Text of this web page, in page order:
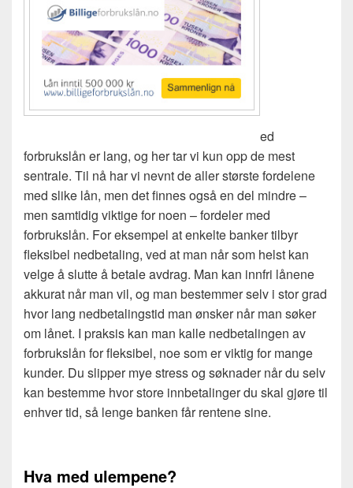
ed
forbrukslån er lang, og her tar vi kun opp de mest
sentrale. Til nå har vi nevnt de aller største fordelene
med slike lån, men det finnes også en del mindre –
men samtidig viktige for noen – fordeler med
forbrukslån. For eksempel at enkelte banker tilbyr
fleksibel nedbetaling, ved at man når som helst kan
velge å slutte å betale avdrag. Man kan innfri lånene
akkurat når man vil, og man bestemmer selv i stor grad
hvor lang nedbetalingstid man ønsker når man søker
om lånet. I praksis kan man kalle nedbetalingen av
forbrukslån for fleksibel, noe som er viktig for mange
kunder. Du slipper mye stress og søknader når du selv
kan bestemme hvor store innbetalinger du skal gjøre til
enhver tid, så lenge banken får rentene sine.
Hva med ulempene?